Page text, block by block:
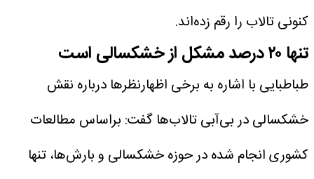
کنونی تالاب را رقم زده‌اند.
تنها ۲۰ درصد مشکل از خشکسالی است
طباطبایی با اشاره به برخی اظهارنظرها درباره نقش
خشکسالی در بی‌آبی تالاب‌ها گفت: براساس مطالعات
کشوری انجام شده در حوزه خشکسالی و بارش‌ها، تنها